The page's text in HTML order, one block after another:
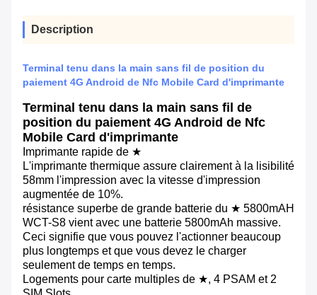
Description
Terminal tenu dans la main sans fil de position du
paiement 4G Android de Nfc Mobile Card d'imprimante
Terminal tenu dans la main sans fil de
position du paiement 4G Android de Nfc
Mobile Card d'imprimante
Imprimante rapide de ★
L'imprimante thermique assure clairement à la lisibilité
58mm l'impression avec la vitesse d'impression
augmentée de 10%.
résistance superbe de grande batterie du ★ 5800mAH
WCT-S8 vient avec une batterie 5800mAh massive.
Ceci signifie que vous pouvez l'actionner beaucoup
plus longtemps et que vous devez le charger
seulement de temps en temps.
Logements pour carte multiples de ★, 4 PSAM et 2